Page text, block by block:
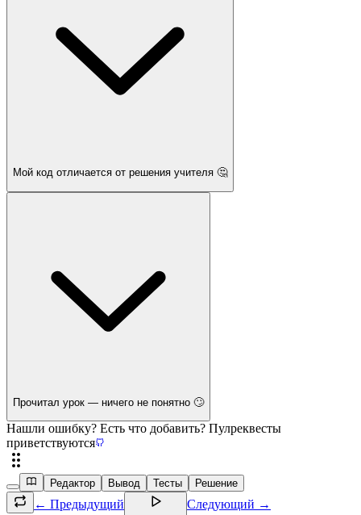
Мой код отличается от решения учителя 🤔
Прочитал урок — ничего не понятно 🙄
Нашли ошибку? Есть что добавить? Пулреквесты
приветствуются
Редактор Вывод Тесты Решение
← Предыдущий Следующий →